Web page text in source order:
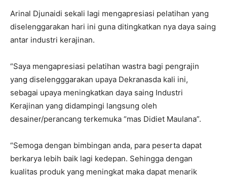
Arinal Djunaidi sekali lagi mengapresiasi pelatihan yang
diselenggarakan hari ini guna ditingkatkan nya daya saing
antar industri kerajinan.
“Saya mengapresiasi pelatihan wastra bagi pengrajin
yang diselengggarakan upaya Dekranasda kali ini,
sebagai upaya meningkatkan daya saing Industri
Kerajinan yang didampingi langsung oleh
desainer/perancang terkemuka “mas Didiet Maulana”.
“Semoga dengan bimbingan anda, para peserta dapat
berkarya lebih baik lagi kedepan. Sehingga dengan
kualitas produk yang meningkat maka dapat menarik